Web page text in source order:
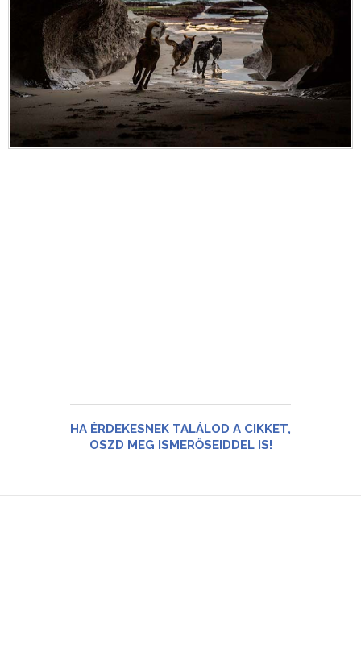
HA ÉRDEKESNEK TALÁLOD A CIKKET,
OSZD MEG ISMERŐSEIDDEL IS!